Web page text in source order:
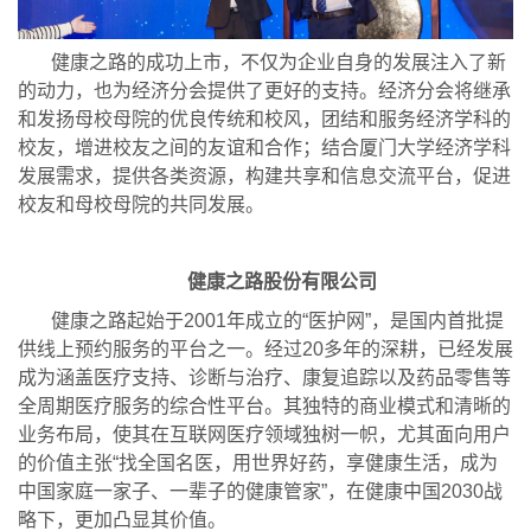
健康之路的成功上市，不仅为企业自身的发展注入了新
的动力，也为经济分会提供了更好的支持。经济分会将继承
和发扬母校母院的优良传统和校风，团结和服务经济学科的
校友，增进校友之间的友谊和合作；结合厦门大学经济学科
发展需求，提供各类资源，构建共享和信息交流平台，促进
校友和母校母院的共同发展。
健康之路股份有限公司
健康之路起始于2001年成立的“医护网”，是国内首批提
供线上预约服务的平台之一。经过20多年的深耕，已经发展
成为涵盖医疗支持、诊断与治疗、康复追踪以及药品零售等
全周期医疗服务的综合性平台。其独特的商业模式和清晰的
业务布局，使其在互联网医疗领域独树一帜，尤其面向用户
的价值主张“找全国名医，用世界好药，享健康生活，成为
中国家庭一家子、一辈子的健康管家”，在健康中国2030战
略下，更加凸显其价值。